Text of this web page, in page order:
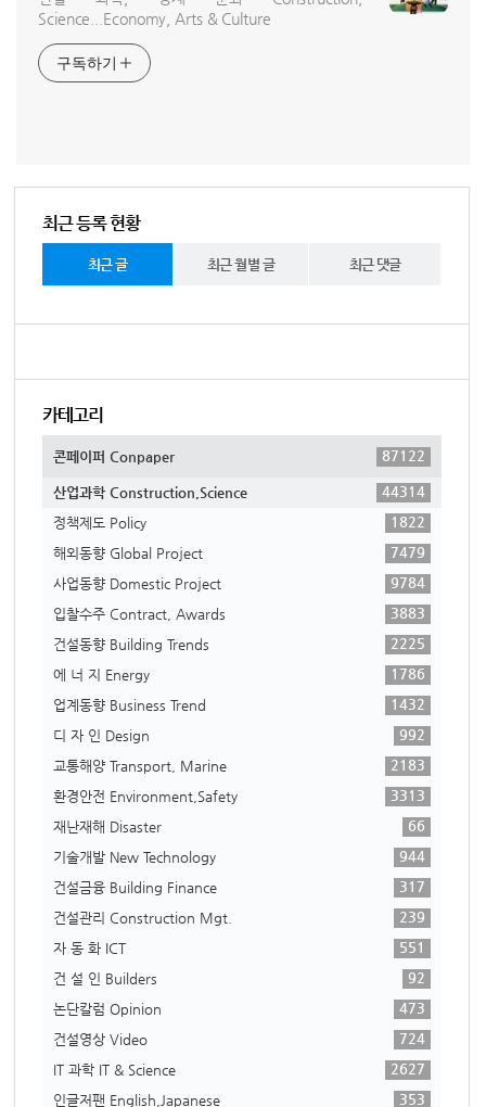
Science...Economy, Arts & Culture
구독하기
최근 등록 현황
최근 글 최근 월별 글 최근 댓글
카테고리
콘페이퍼 Conpaper 87122
산업과학 Construction,Science
44314
정책제도 Policy
1822
해외동향 Global Project
7479
사업동향 Domestic Project
9784
입찰수주 Contract, Awards
3883
건설동향 Building Trends
2225
에 너 지 Energy
1786
업계동향 Business Trend
1432
디 자 인 Design
992
교통해양 Transport, Marine
2183
환경안전 Environment,Safety
3313
재난재해 Disaster
66
기술개발 New Technology
944
건설금융 Building Finance
317
건설관리 Construction Mgt.
239
자 동 화 ICT
551
건 설 인 Builders
92
논단칼럼 Opinion
473
건설영상 Video
724
IT 과학 IT & Science
2627
인글저팬 English,Japanese
353